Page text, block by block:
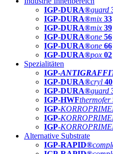
IGP-DURA®guard
IGP-DURA®mix 33
IGP-DURA®mix 39
IGP-DURA®one 56
IGP-DURA®one 66
IGP-DURA®pox 02
Spezialitäten
IGP-
IGP-DURA®cryl 40
IGP-DURA®guard
IGP-HWFthermofer
IGP-
IGP-
IGP-
Alternative Substrate
IGP-RAPID®